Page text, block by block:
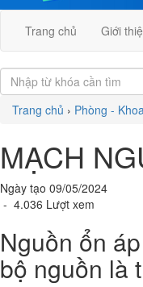
Trang chủ Giới
Trang chủ › Phòng -
MẠCH
Ngày tạo 09/05/2024
- 4.036 Lượt xem
Nguồn ổn
bộ nguồn là